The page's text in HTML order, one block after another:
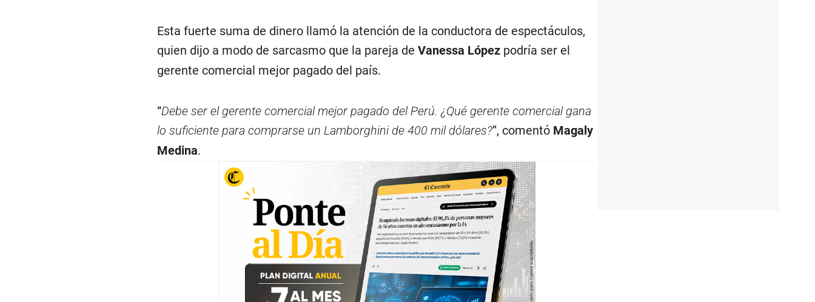
Esta fuerte suma de dinero llamó la atención de la conductora de espectáculos,
quien dijo a modo de sarcasmo que la pareja de Vanessa Lópezpodría ser el
gerente comercial mejor pagado del país.
“Debe ser el gerente comercial mejor pagado del Perú. ¿Qué gerente comercial gana
lo suficiente para comprarse un Lamborghini de 400 mil dólares?”, comentó Magaly
Medina.